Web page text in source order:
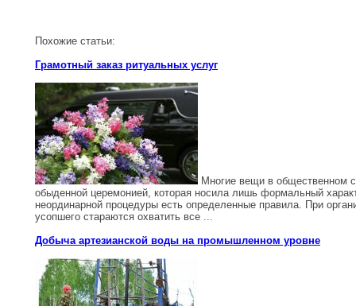
Похожие статьи:
Грамотный заказ ритуальных услуг
Многие вещи в общественном
обыденной церемонией, которая носила лишь формальный
неординарной процедуры есть определенные правила. При
усопшего стараются охватить все ...
Добыча артезианской воды на промышленном уровне